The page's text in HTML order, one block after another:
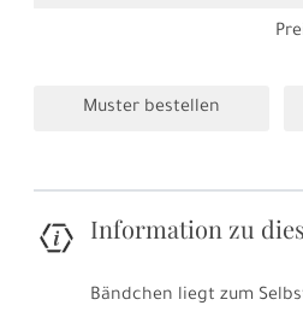
Muster bestellen
Information zu
Bändchen liegt zum